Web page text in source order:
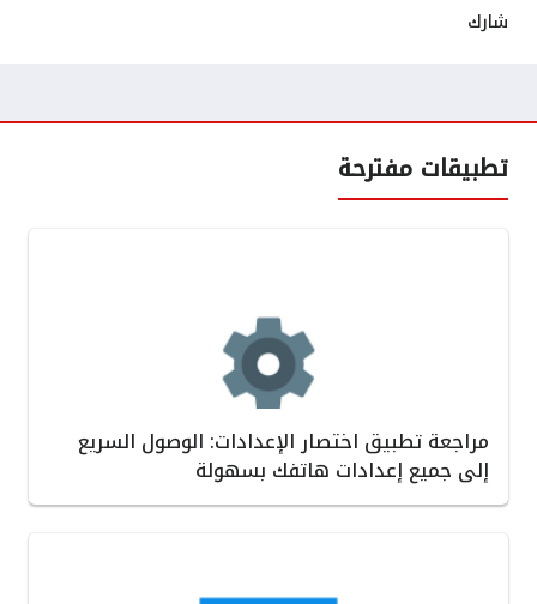
شارك
تطبيقات مفترحة
مراجعة تطبيق اختصار الإعدادات: الوصول السريع
إلى جميع إعدادات هاتفك بسهولة